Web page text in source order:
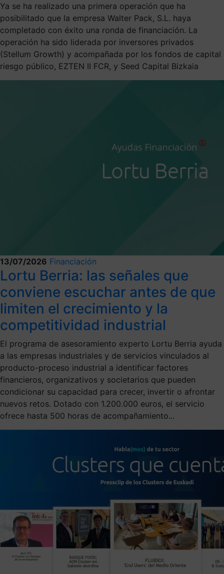
Ya se ha realizado una primera operación que ha
posibilitado que la empresa Walter Pack, S.L. haya
completado con éxito una ronda de financiación. La
operación ha sido liderada por inversores privados
(Stellum Growth) y acompañada por los fondos de capital
riesgo público, EZTEN II FCR, y Seed Capital Bizkaia
13/07/2026 Financiación
Lortu Berria: las señales que
conviene escuchar antes de que
limiten el crecimiento y la
competitividad industrial
El programa de asesoramiento experto Lortu Berria ayuda
a las empresas industriales y de servicios vinculados al
producto-proceso industrial a identificar factores
financieros, organizativos y societarios que pueden
condicionar su capacidad para crecer, invertir o afrontar
nuevos retos. Dotado con 1.200.000 euros, el servicio
ofrece hasta 500 horas de acompañamiento...